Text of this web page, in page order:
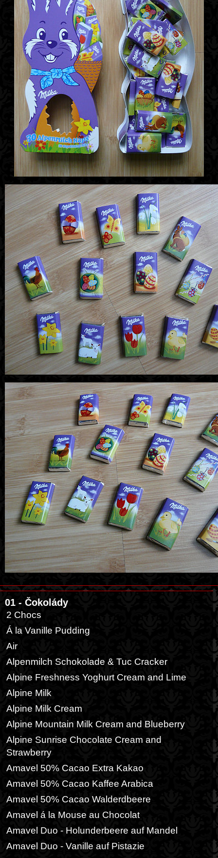
01 - Čokolády
2 Chocs
Á la Vanille Pudding
Air
Alpenmilch Schokolade & Tuc Cracker
Alpine Freshness Yoghurt Cream and Lime
Alpine Milk
Alpine Milk Cream
Alpine Mountain Milk Cream and Blueberry
Alpine Sunrise Chocolate Cream and
Strawberry
Amavel 50% Cacao Extra Kakao
Amavel 50% Cacao Kaffee Arabica
Amavel 50% Cacao Walderdbeere
Amavel á la Mouse au Chocolat
Amavel Duo - Holunderbeere auf Mandel
Amavel Duo - Vanille auf Pistazie